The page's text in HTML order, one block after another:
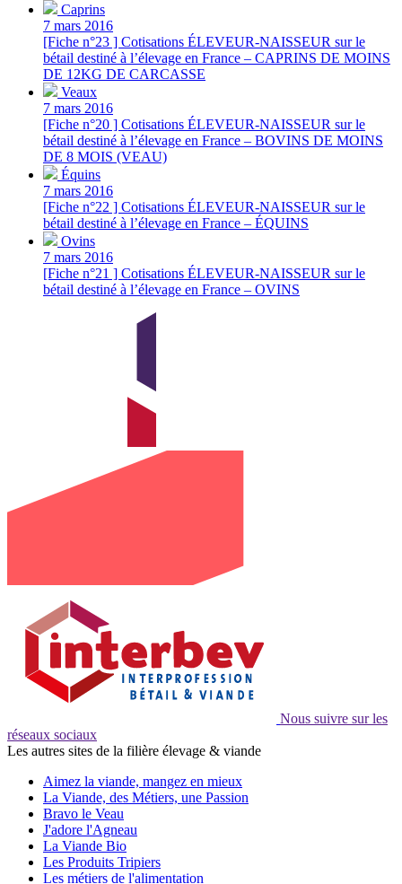
Caprins
7 mars 2016
[Fiche n°23 ] Cotisations ÉLEVEUR-NAISSEUR sur le
bétail destiné à l’élevage en France – CAPRINS DE MOINS
DE 12KG DE CARCASSE
Veaux
7 mars 2016
[Fiche n°20 ] Cotisations ÉLEVEUR-NAISSEUR sur le
bétail destiné à l’élevage en France – BOVINS DE MOINS
DE 8 MOIS (VEAU)
Équins
7 mars 2016
[Fiche n°22 ] Cotisations ÉLEVEUR-NAISSEUR sur le
bétail destiné à l’élevage en France – ÉQUINS
Ovins
7 mars 2016
[Fiche n°21 ] Cotisations ÉLEVEUR-NAISSEUR sur le
bétail destiné à l’élevage en France – OVINS
Nous suivre sur les
réseaux sociaux
Les autres sites de la filière élevage & viande
Aimez la viande, mangez en mieux
La Viande, des Métiers, une Passion
Bravo le Veau
J'adore l'Agneau
La Viande Bio
Les Produits Tripiers
Les métiers de l'alimentation